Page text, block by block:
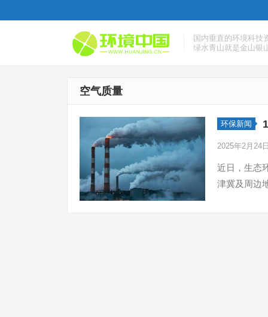
国内垂直的环境科技
绿水青山就是金山银
空气质量
环保新闻
2025年2月24日
近日，生态
津冀及周边